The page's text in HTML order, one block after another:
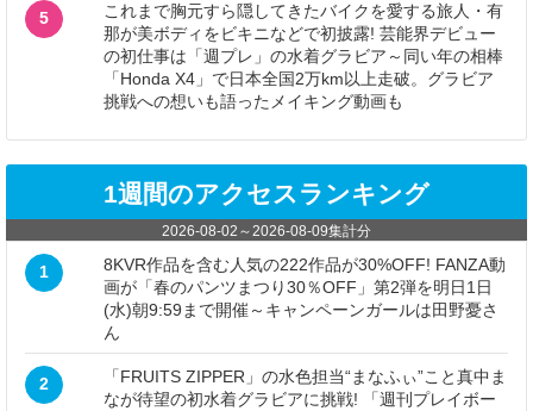
5
これまで胸元すら隠してきたバイクを愛する旅人・有
那が美ボディをビキニなどで初披露! 芸能界デビュー
の初仕事は「週プレ」の水着グラビア～同い年の相棒
「Honda X4」で日本全国2万km以上走破。グラビア
挑戦への想いも語ったメイキング動画も
1週間のアクセスランキング
2026-08-02 ～2026-08-09集計分
1
8KVR作品を含む人気の222作品が30%OFF! FANZA動
画が「春のパンツまつり30％OFF」第2弾を明日1日
(水)朝9:59まで開催～キャンペーンガールは田野憂さ
ん
2
「FRUITS ZIPPER」の水色担当“まなふぃ”こと真中ま
なが待望の初水着グラビアに挑戦! 「週刊プレイボー